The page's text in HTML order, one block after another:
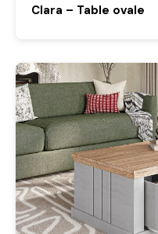
Clara – Table ovale